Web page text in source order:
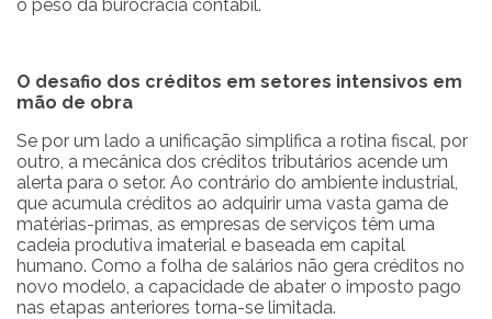
o peso da burocracia contábil.
O desafio dos créditos em setores intensivos em
mão de obra
Se por um lado a unificação simplifica a rotina fiscal, por
outro, a mecânica dos créditos tributários acende um
alerta para o setor. Ao contrário do ambiente industrial,
que acumula créditos ao adquirir uma vasta gama de
matérias-primas, as empresas de serviços têm uma
cadeia produtiva imaterial e baseada em capital
humano. Como a folha de salários não gera créditos no
novo modelo, a capacidade de abater o imposto pago
nas etapas anteriores torna-se limitada.